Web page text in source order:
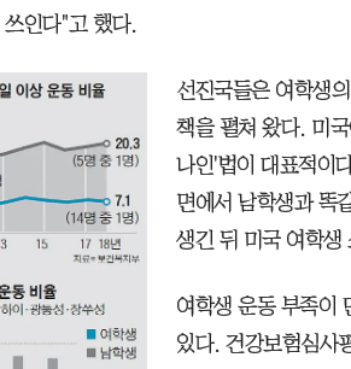
인다"고 했다.
선진국들은 여학생
책을 펼쳐 왔다. 미
나인'법이 대표적이
면에서 남학생과 똑
생긴 뒤 미국 여학생
여학생 운동 부족이
있다. 건강보험심사